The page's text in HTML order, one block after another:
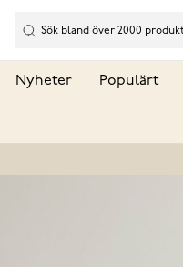
Nyheter Populärt